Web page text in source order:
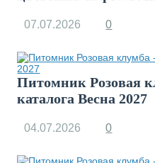
07.07.2026 0
Питомник Розовая
каталога Весна 2027
04.07.2026 0